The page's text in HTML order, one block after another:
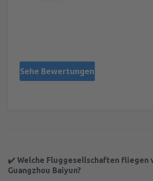
Sehe Bewertungen
✔️ Welche Fluggesellschaften fliegen
Guangzhou Baiyun?